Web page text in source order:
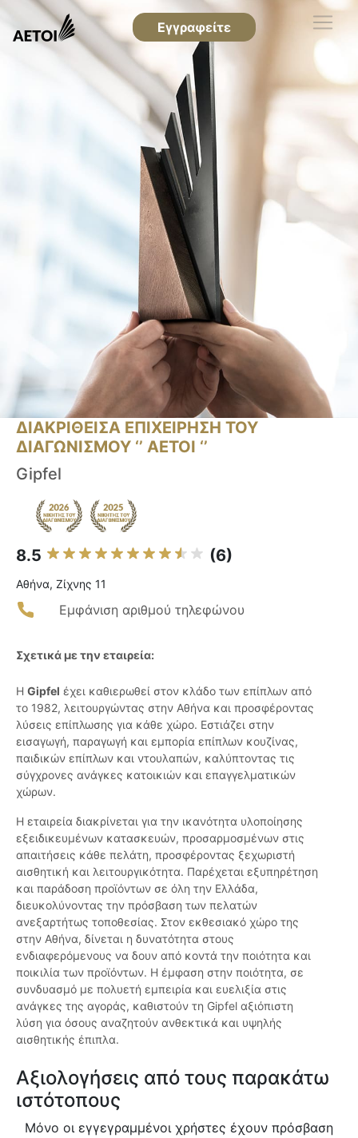
Εγγραφείτε
ΔΙΑΚΡΙΘΕΙΣΑ ΕΠΙΧΕΙΡΗΣΗ ΤΟΥ
ΔΙΑΓΩΝΙΣΜΟΥ ‘’ ΑΕΤΟΙ ‘’
Gipfel
8.5 (6)
Αθήνα, Ζίχνης 11
Εμφάνιση αριθμού τηλεφώνου
Σχετικά με την εταιρεία:
Η Gipfel έχει καθιερωθεί στον κλάδο των επίπλων από
το 1982, λειτουργώντας στην Αθήνα και προσφέροντας
λύσεις επίπλωσης για κάθε χώρο. Εστιάζει στην
εισαγωγή, παραγωγή και εμπορία επίπλων κουζίνας,
παιδικών επίπλων και ντουλαπών, καλύπτοντας τις
σύγχρονες ανάγκες κατοικιών και επαγγελματικών
χώρων.
Η εταιρεία διακρίνεται για την ικανότητα υλοποίησης
εξειδικευμένων κατασκευών, προσαρμοσμένων στις
απαιτήσεις κάθε πελάτη, προσφέροντας ξεχωριστή
αισθητική και λειτουργικότητα. Παρέχεται εξυπηρέτηση
και παράδοση προϊόντων σε όλη την Ελλάδα,
διευκολύνοντας την πρόσβαση των πελατών
ανεξαρτήτως τοποθεσίας. Στον εκθεσιακό χώρο της
στην Αθήνα, δίνεται η δυνατότητα στους
ενδιαφερόμενους να δουν από κοντά την ποιότητα και
ποικιλία των προϊόντων. Η έμφαση στην ποιότητα, σε
συνδυασμό με πολυετή εμπειρία και ευελιξία στις
ανάγκες της αγοράς, καθιστούν τη Gipfel αξιόπιστη
λύση για όσους αναζητούν ανθεκτικά και υψηλής
αισθητικής έπιπλα.
Αξιολογήσεις από τους παρακάτω
ιστότοπους
Μόνο οι εγγεγραμμένοι χρήστες έχουν πρόσβαση